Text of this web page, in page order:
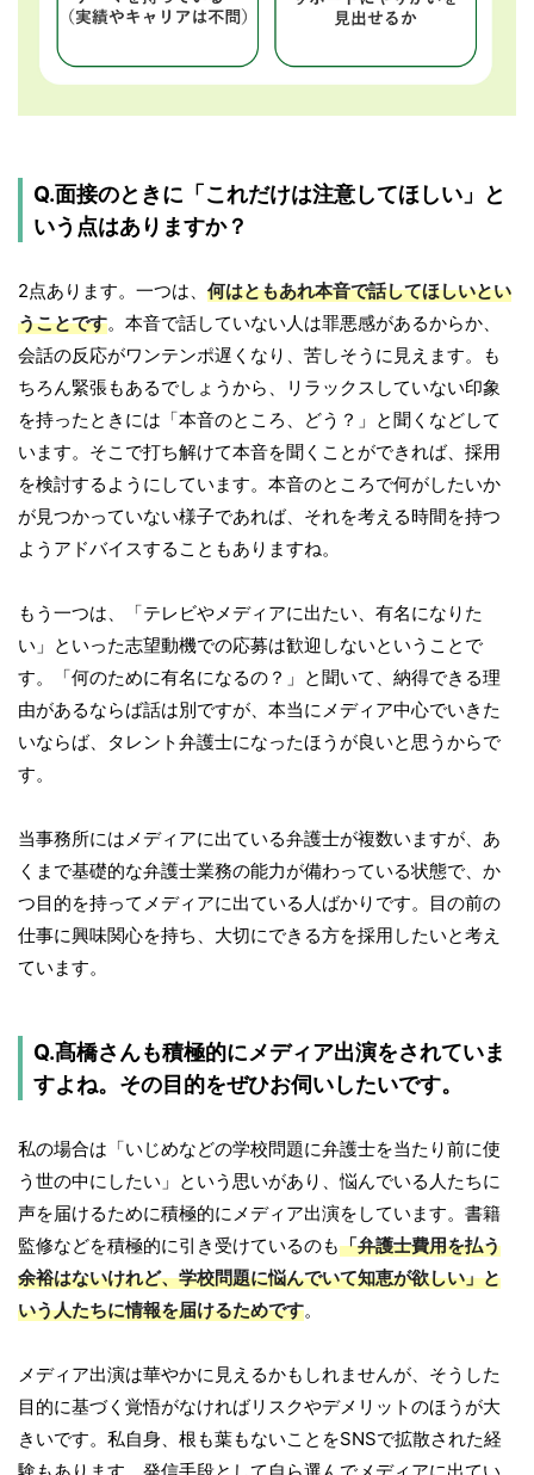
Q.面接のときに「これだけは注意してほしい」と
いう点はありますか？
2点あります。一つは、 何はともあれ本音で話してほしいとい
うことです。本音で話していない人は罪悪感があるからか、
会話の反応がワンテンポ遅くなり、苦しそうに見えます。も
ちろん緊張もあるでしょうから、リラックスしていない印象
を持ったときには「本音のところ、どう？」と聞くなどして
います。そこで打ち解けて本音を聞くことができれば、採用
を検討するようにしています。本音のところで何がしたいか
が見つかっていない様子であれば、それを考える時間を持つ
ようアドバイスすることもありますね。
もう一つは、「テレビやメディアに出たい、有名になりた
い」といった志望動機での応募は歓迎しないということで
す。「何のために有名になるの？」と聞いて、納得できる理
由があるならば話は別ですが、本当にメディア中心でいきた
いならば、タレント弁護士になったほうが良いと思うからで
す。
当事務所にはメディアに出ている弁護士が複数いますが、あ
くまで基礎的な弁護士業務の能力が備わっている状態で、か
つ目的を持ってメディアに出ている人ばかりです。目の前の
仕事に興味関心を持ち、大切にできる方を採用したいと考え
ています。
Q.髙橋さんも積極的にメディア出演をされていま
すよね。その目的をぜひお伺いしたいです。
私の場合は「いじめなどの学校問題に弁護士を当たり前に使
う世の中にしたい」という思いがあり、悩んでいる人たちに
声を届けるために積極的にメディア出演をしています。書籍
監修などを積極的に引き受けているのも「弁護士費用を払う
余裕はないけれど、学校問題に悩んでいて知恵が欲しい」と
いう人たちに情報を届けるためです。
メディア出演は華やかに見えるかもしれませんが、そうした
目的に基づく覚悟がなければリスクやデメリットのほうが大
きいです。私自身、根も葉もないことをSNSで拡散された経